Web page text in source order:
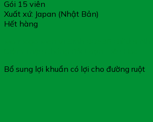
Gói 15 viên
Xuất xứ: Japan (Nhật Bản)
Hết hàng
Bổ sung lợi khuẩn có lợi cho đường ruột